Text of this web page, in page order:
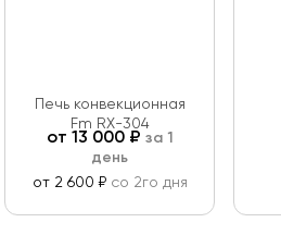
Печь конвекционная
Fm RX-304
от 13 000₽ за 1
день
от 2 600 ₽ со 2го дня